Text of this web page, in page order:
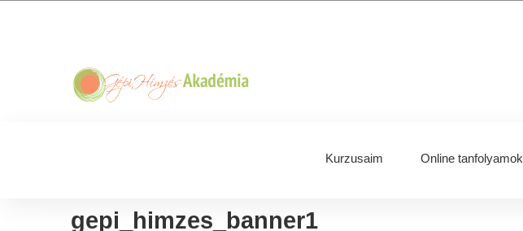
Kurzusaim Online tanfolyamok
gepi_himzes_banner1